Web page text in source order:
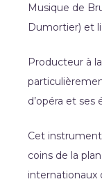
Musique de
Dumortier) et
Producteur à
d’opéra et ses
Cet
coins de la
internationaux